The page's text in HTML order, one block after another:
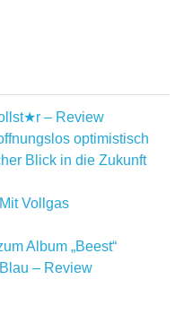
– Review
optimistisch
Blick in die Zukunft
Vollgas
Album „Beest“
– Review